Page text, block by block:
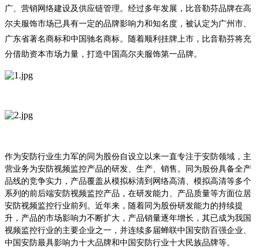
广、营销网络建设及供应链管理。经过多年发展，比音勒芬品牌在高
尔夫服饰市场已具有一定的品牌影响力和知名度，被认定为广州市、
广东省著名商标和中国驰名商标。随着顺利挂牌上市，比音勒芬将充
分借助资本市场力量，打造中国高尔夫服饰第一品牌。
作为安防行业生力军的同为股份自设立以来一直专注于安防领域，主
营业务为安防视频监控产品的研发、生产、销售。同为股份具备全产
品线的竞争实力，产品覆盖从模拟标清到网络高清、模拟高清等多个
系列的前后端安防视频监控产品，在研发能力、产品质量等方面位居
安防视频监控行业前列。近年来，随着同为股份研发能力的持续提
升，产品的市场影响力不断扩大，产品销量逐年增长，其已成为我国
视频监控行业的主要企业之一，并连续多届蝉联中国安防百强企业、
中国安防最具影响力十大品牌和中国安防行业十大民族品牌等。